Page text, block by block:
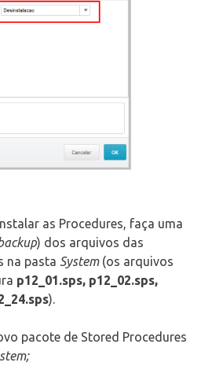
as Procedures, faça uma
) dos arquivos das
na pasta System(os arquivos
p12_01.sps, p12_02.sps,
).
pacote de Stored Procedures